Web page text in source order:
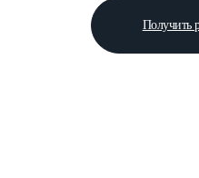
Получить